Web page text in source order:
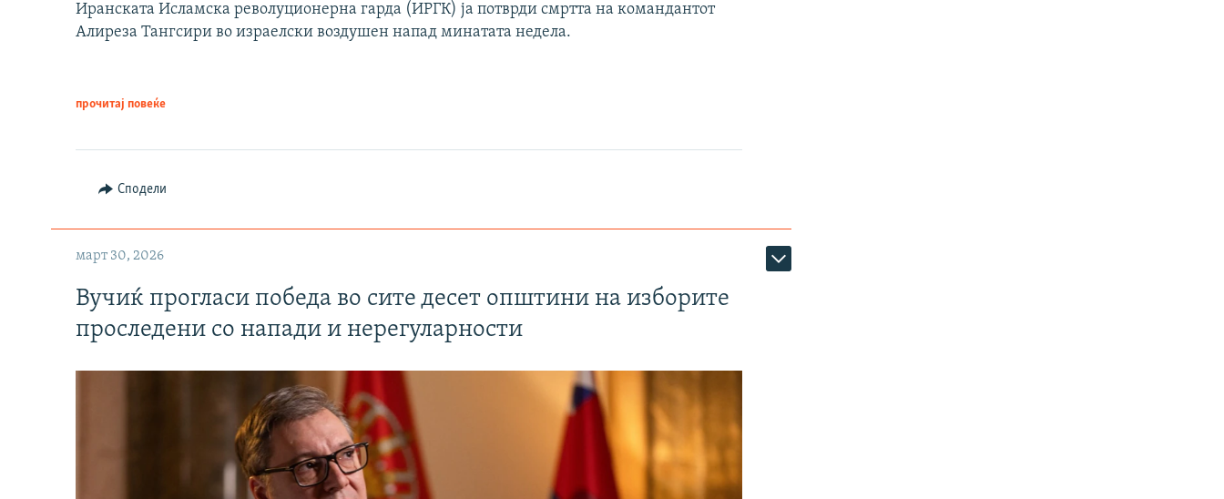
Иранската Исламска револуционерна гарда (ИРГК) ја потврди смртта на командантот
Алиреза Тангсири во израелски воздушен напад минатата недела.
прочитај повеќе
Сподели
март 30, 2026
Вучиќ прогласи победа во сите десет општини на изборите
проследени со напади и нерегуларности